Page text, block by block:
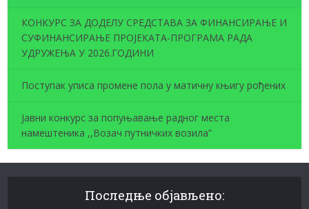
КОНКУРС ЗА ДОДЕЛУ СРЕДСТАВА ЗА ФИНАНСИРАЊЕ И
СУФИНАНСИРАЊЕ ПРОЈЕКАТА-ПРОГРАМА РАДА
УДРУЖЕЊА У 2026.ГОДИНИ
Поступак уписа промене пола у матичну књигу рођених
Јавни конкурс за попуњавање радног места
намештеника ,,Возач путничких возила”
Последње објављено: